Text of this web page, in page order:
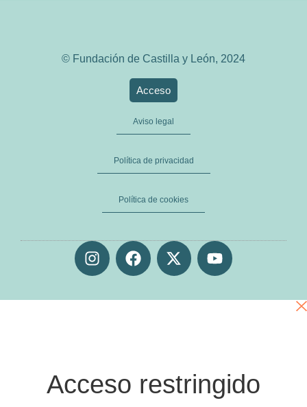
© Fundación de Castilla y León, 2024
Acceso
Aviso legal
Política de privacidad
Política de cookies
Acceso restringido